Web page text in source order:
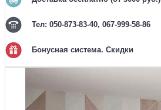
Тел: 050-873-83-40, 067-999-58-86
Бонусная система. Скидки